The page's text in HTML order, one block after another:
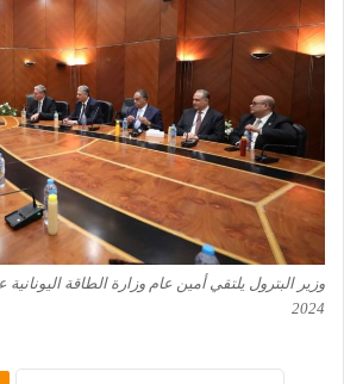
وزير البترول يلتقي أمين عام وزارة الطاقة
2024